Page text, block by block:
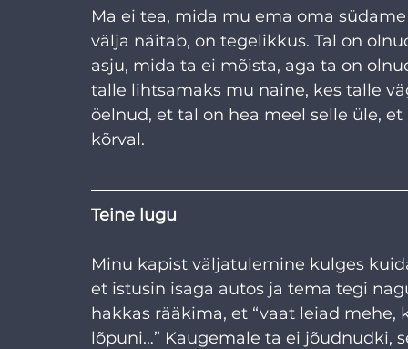
Ma ei tea, mida mu ema oma
välja näitab, on tegelikkus. Tal on
asju, mida ta ei mõista, aga ta on
talle lihtsamaks mu naine, kes talle
öelnud, et tal on hea meel selle üle,
kõrval.
Teine lugu
Minu kapist väljatulemine kulges
et istusin isaga autos ja tema tegi
hakkas rääkima, et “vaat leiad
lõpuni…” Kaugemale ta ei jõudnudki,